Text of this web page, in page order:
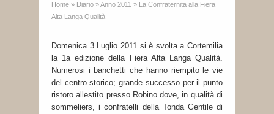
Home » Diario »Anno 2011 » La Confraternita alla Fiera
Alta Langa Qualità
Domenica 3 Luglio 2011 si è svolta a Cortemilia
la 1a edizione della Fiera Alta Langa Qualità.
Numerosi i banchetti che hanno riempito le vie
del centro storico; grande successo per il punto
ristoro allestito presso Robino dove, in qualità di
sommeliers, i confratelli della Tonda Gentile di